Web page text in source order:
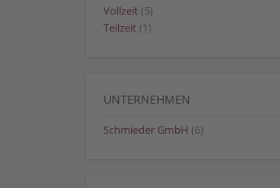
Vollzeit (5)
Teilzeit (1)
UNTERNEHMEN
Schmieder GmbH (6)